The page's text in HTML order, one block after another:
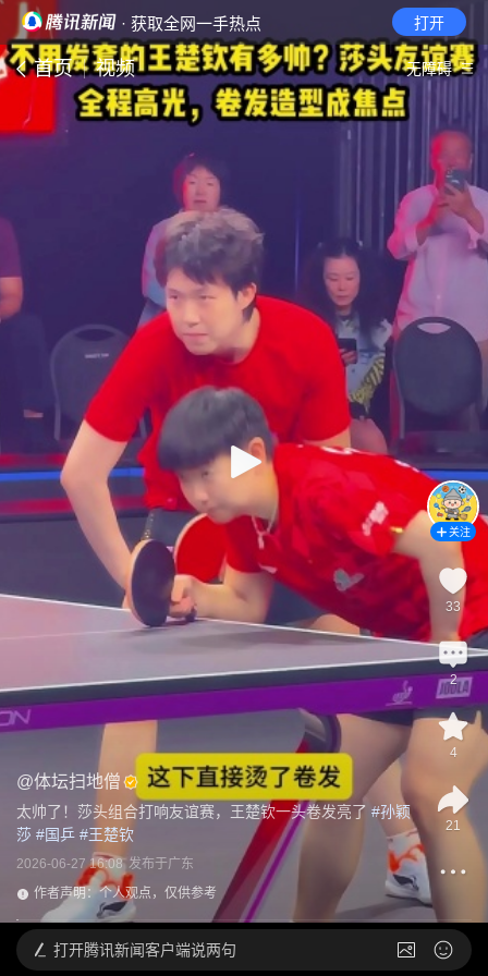
· 获取全网一手热点 打开
首页 视频 无障碍
@体坛扫地僧
太帅了！莎头组合打响友谊赛，王楚钦一头卷发亮了 #孙颖
莎 #国乒 #王楚钦
2026-06-27 16:08 发布于广东
作者声明：个人观点，仅供参考
关注
33
2
4
21
打开腾讯新闻客户端说两句